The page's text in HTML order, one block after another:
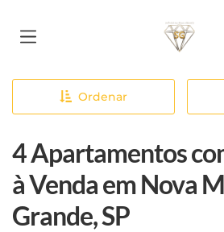
Página
Ordenar
4 Apartamentos
à Venda em Nova
Grande, SP